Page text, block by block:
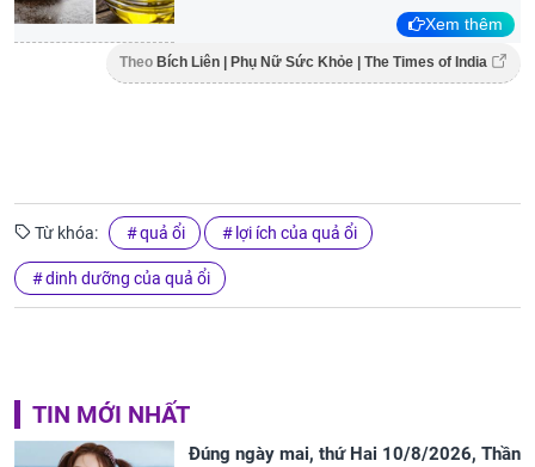
Xem thêm
Theo Bích Liên | Phụ Nữ Sức Khỏe | The Times of India
Từ khóa: quả ổi lợi ích của quả ổi
dinh dưỡng của quả ổi
TIN MỚI NHẤT
Đúng ngày mai, thứ Hai 10/8/2026, Thần